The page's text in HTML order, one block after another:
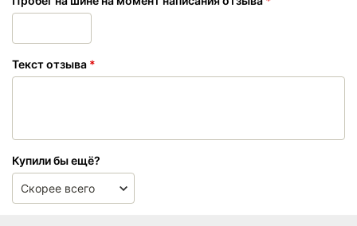
Текст отзыва
Купили бы ещё?